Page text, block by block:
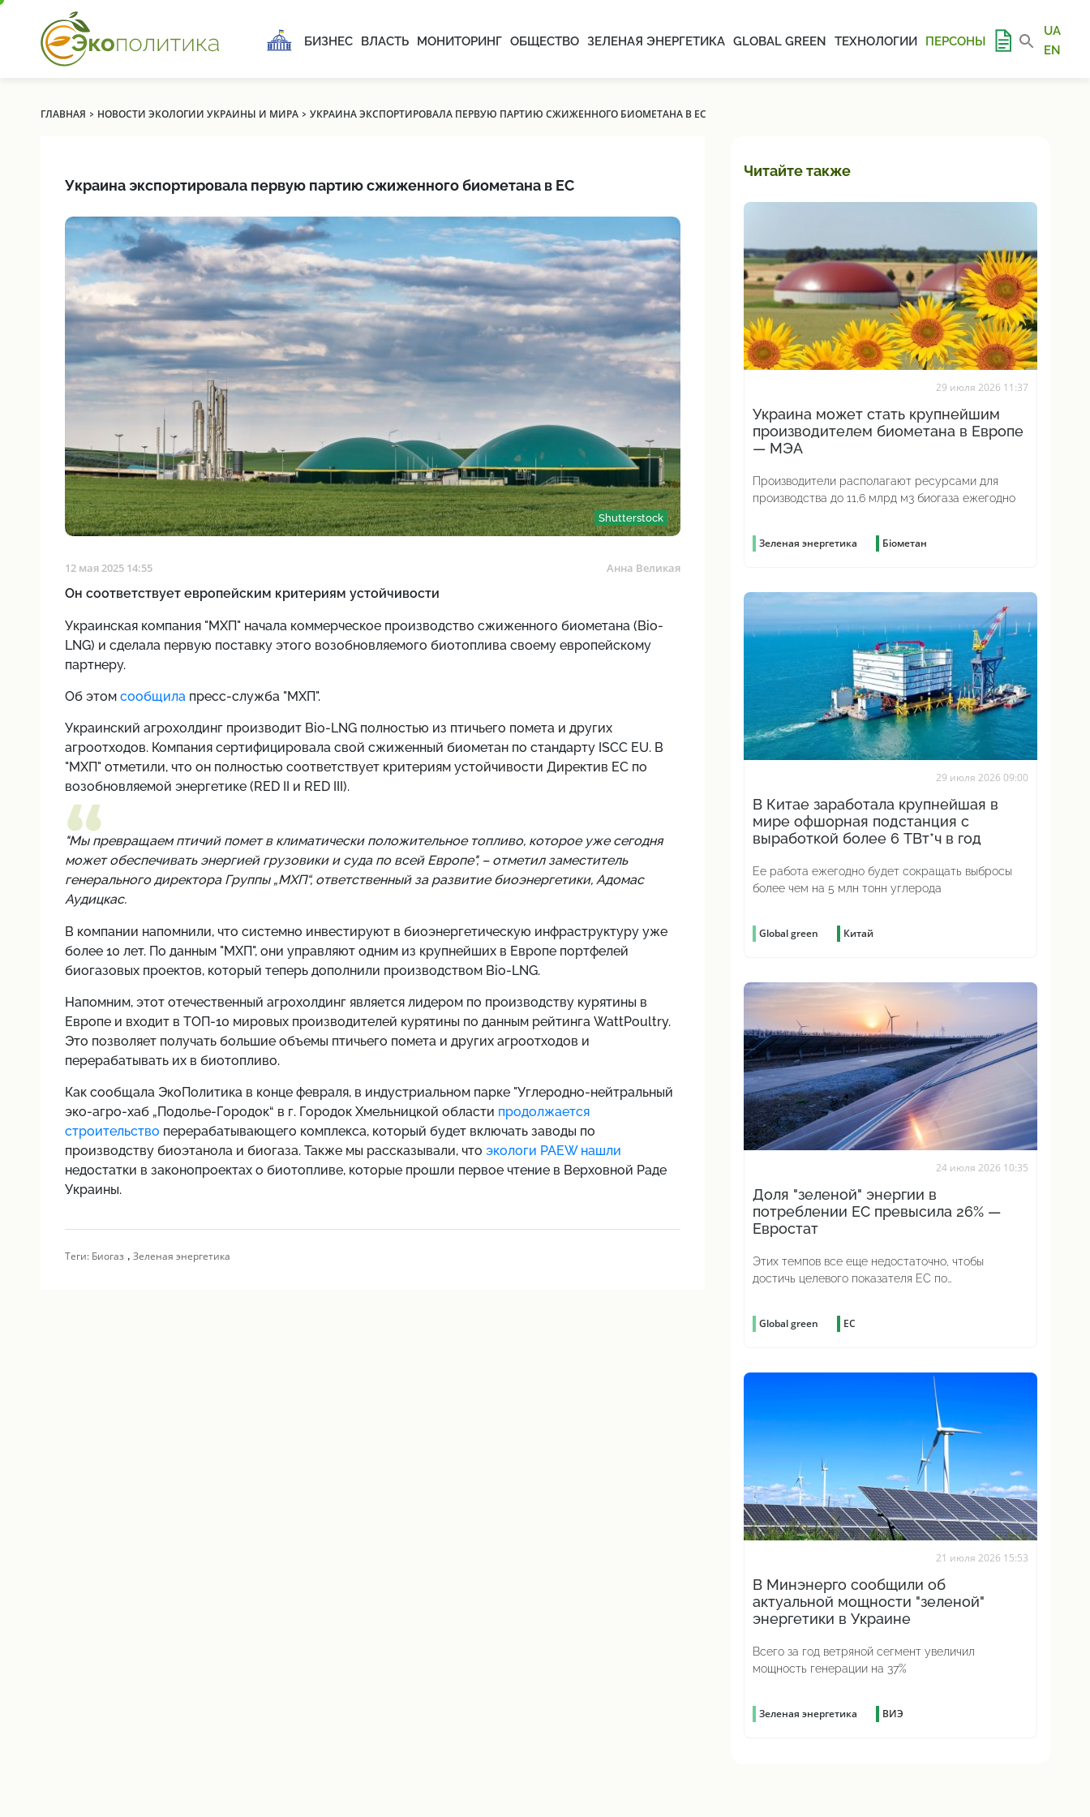
БИЗНЕС ВЛАСТЬ МОНИТОРИНГ ОБЩЕСТВО ЗЕЛЕНАЯ ЭНЕРГЕТИКА GLOBAL GREEN ТЕХНОЛОГИИ ПЕРСОНЫ
UA
EN
ГЛАВНАЯ › НОВОСТИ ЭКОЛОГИИ УКРАИНЫ И МИРА› УКРАИНА ЭКСПОРТИРОВАЛА ПЕРВУЮ ПАРТИЮ СЖИЖЕННОГО БИОМЕТАНА В ЕС
Украина экспортировала первую партию сжиженного биометана в ЕС
Shutterstock
12 мая 2025 14:55 Анна Великая
Он соответствует европейским критериям устойчивости
Украинская компания "MХП" начала коммерческое производство сжиженного биометана (Bio-
LNG) и сделала первую поставку этого возобновляемого биотоплива своему европейскому
партнеру.
Об этом сообщилапресс-служба "МХП".
Украинский агрохолдинг производит Bio-LNG полностью из птичьего помета и других
агроотходов. Компания сертифицировала свой сжиженный биометан по стандарту ISCC EU. В
"МХП" отметили, что он полностью соответствует критериям устойчивости Директив ЕС по
возобновляемой энергетике (RED II и RED III).
"Мы превращаем птичий помет в климатически положительное топливо, которое уже сегодня
может обеспечивать энергией грузовики и суда по всей Европе", – отметил заместитель
генерального директора Группы „МХП“, ответственный за развитие биоэнергетики, Адомас
Аудицкас.
В компании напомнили, что системно инвестируют в биоэнергетическую инфраструктуру уже
более 10 лет. По данным "МХП", они управляют одним из крупнейших в Европе портфелей
биогазовых проектов, который теперь дополнили производством Bio-LNG.
Напомним, этот отечественный агрохолдинг является лидером по производству курятины в
Европе и входит в ТОП-10 мировых производителей курятины по данным рейтинга WattPoultry.
Это позволяет получать большие объемы птичьего помета и других агроотходов и
перерабатывать их в биотопливо.
Как сообщала ЭкоПолитика в конце февраля, в индустриальном парке "Углеродно-нейтральный
эко-агро-хаб „Подолье-Городок“ в г. Городок Хмельницкой области продолжается
строительство перерабатывающего комплекса, который будет включать заводы по
производству биоэтанола и биогаза. Также мы рассказывали, что экологи PAEW нашли
недостатки в законопроектах о биотопливе, которые прошли первое чтение в Верховной Раде
Украины.
Теги: Биогаз , Зеленая энергетика
Читайте также
29 июля 2026 11:37
Украина может стать крупнейшим
производителем биометана в Европе
— МЭА
Производители располагают ресурсами для
производства до 11,6 млрд м3 биогаза ежегодно
Зеленая энергетика Біометан
29 июля 2026 09:00
В Китае заработала крупнейшая в
мире офшорная подстанция с
выработкой более 6 ТВт*ч в год
Ее работа ежегодно будет сокращать выбросы
более чем на 5 млн тонн углерода
Global green Китай
24 июля 2026 10:35
Доля "зеленой" энергии в
потреблении ЕС превысила 26% —
Евростат
Этих темпов все еще недостаточно, чтобы
достичь целевого показателя ЕС по
Global green ЕС
21 июля 2026 15:53
В Минэнерго сообщили об
актуальной мощности "зеленой"
энергетики в Украине
Всего за год ветряной сегмент увеличил
мощность генерации на 37%
Зеленая энергетика ВИЭ